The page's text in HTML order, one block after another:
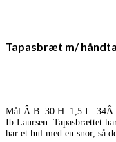
Tapasbræt m/
Mål:Â B: 30 H: 1,5 L: 34Â
Ib Laursen. Tapasbrættet
har et hul med en snor, så